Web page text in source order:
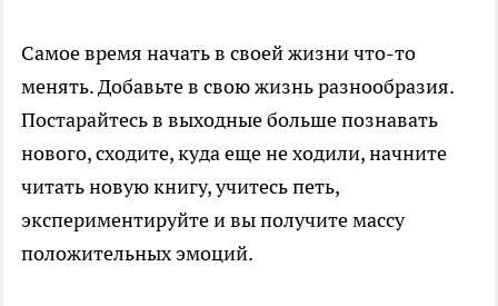
Cамое время начать в своей жизни что-то
менять. Добавьте в свою жизнь разнообразия.
Постарайтесь в выходные больше познавать
нового, сходите, куда еще не ходили, начните
читать новую книгу, учитесь петь,
экспериментируйте и вы получите массу
положительных эмоций.